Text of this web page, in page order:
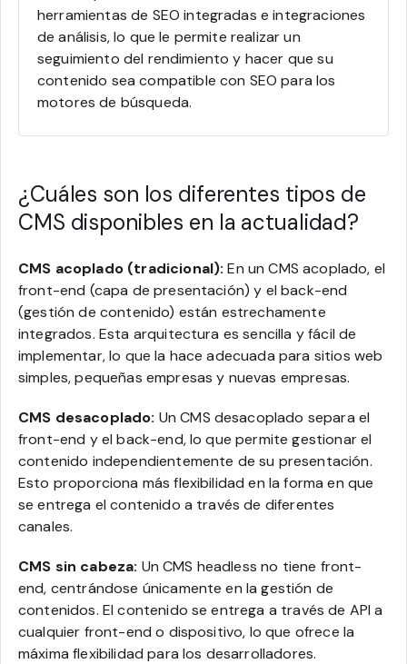
herramientas de SEO integradas e integraciones
de análisis, lo que le permite realizar un
seguimiento del rendimiento y hacer que su
contenido sea compatible con SEO para los
motores de búsqueda.
¿Cuáles son los diferentes tipos de
CMS disponibles en la actualidad?
CMS acoplado (tradicional):En un CMS acoplado, el
front-end (capa de presentación) y el back-end
(gestión de contenido) están estrechamente
integrados. Esta arquitectura es sencilla y fácil de
implementar, lo que la hace adecuada para sitios web
simples, pequeñas empresas y nuevas empresas.
CMS desacoplado: Un CMS desacoplado separa el
front-end y el back-end, lo que permite gestionar el
contenido independientemente de su presentación.
Esto proporciona más flexibilidad en la forma en que
se entrega el contenido a través de diferentes
canales.
CMS sin cabeza: Un CMS headless no tiene front-
end, centrándose únicamente en la gestión de
contenidos. El contenido se entrega a través de API a
cualquier front-end o dispositivo, lo que ofrece la
máxima flexibilidad para los desarrolladores.